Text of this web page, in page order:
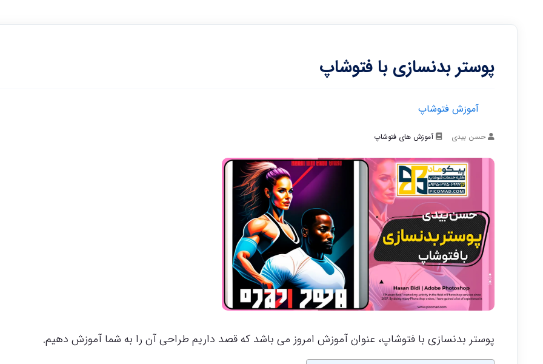
پوستر بدنسازی با فتوشاپ
آموزش فتوشاپ
حسن بیدی آموزش های فتوشاپ
پوستر بدنسازی با فتوشاپ، عنوان آموزش امروز می باشد که قصد داریم طراحی آن را به شما آموزش دهیم.